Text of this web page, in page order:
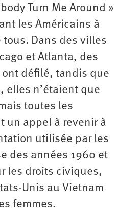
Turn Me Around »
les Américains à
Dans des villes
et Atlanta, des
défilé, tandis que
elles n’étaient que
toutes les
un appel à revenir à
utilisée par les
des années 1960 et
les droits civiques,
Unis au Vietnam
femmes.